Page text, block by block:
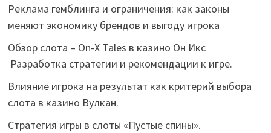
Реклама гемблинга и ограничения: как законы
меняют экономику брендов и выгоду игрока
Обзор слота – On-X Tales в казино Он Икс
Разработка стратегии и рекомендации к игре.
Влияние игрока на результат как критерий выбора
слота в казино Вулкан.
Стратегия игры в слоты «Пустые спины».